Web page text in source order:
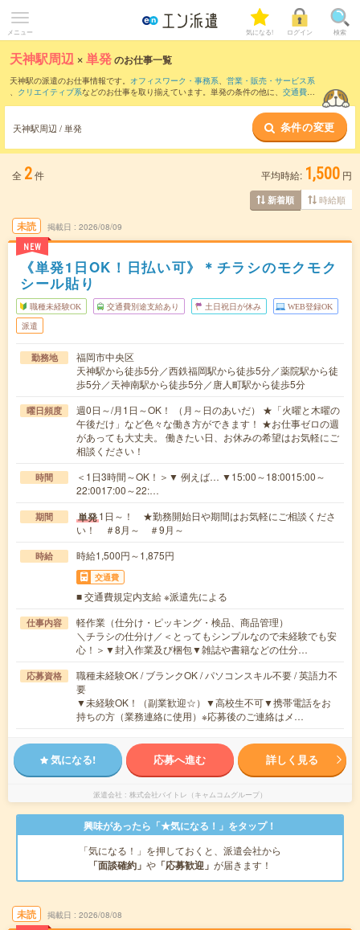
メニュー 気になる! ログイン 検索
天神駅周辺 ×単発のお仕事一覧
天神駅の派遣のお仕事情報です。 オフィスワーク・事務系、 営業・販売・サービス系
、 クリエイティブ系などのお仕事を取り揃えています。単発の条件の他に、 交通費別
天神駅周辺 / 単発 条件の変更
全 2件 平均時給: 1,500 円
新着順 時給順
未読
NEW
掲載日 2026/08/09
《単発1日OK！日払い可》＊チラシのモクモク
シール貼り
職種未経験OK 交通費別途支給あり 土日祝日が休み WEB登録OK
派遣
勤務地
福岡市中央区
天神駅から徒歩5分／西鉄福岡駅から徒歩5分／薬院駅から徒
歩5分／天神南駅から徒歩5分／唐人町駅から徒歩5分
曜日頻度
週0日～/月1日～OK！ （月～日のあいだ） ★「火曜と木曜の
午後だけ」など色々な働き方ができます！ ★お仕事ゼロの週
があっても大丈夫。 働きたい日、お休みの希望はお気軽にご
相談ください！
時間
＜1日3時間～OK！＞▼ 例えば… ▼15:00～18:0015:00～
22:0017:00～22:…
期間 単発1日～！ ★勤務開始日や期間はお気軽にご相談くださ
い！ ＃8月～ ＃9月～
時給 時給1,500円～1,875円
交通費
■ 交通費規定内支給 ※派遣先による
仕事内容
軽作業（仕分け・ピッキング・検品、商品管理）
＼チラシの仕分け／＜とってもシンプルなので未経験でも安
心！＞▼封入作業及び梱包▼雑誌や書籍などの仕分…
応募資格
職種未経験OK / ブランクOK / パソコンスキル不要 / 英語力不
要
▼未経験OK！（副業歓迎☆）▼高校生不可▼携帯電話をお
持ちの方（業務連絡に使用）※応募後のご連絡はメ…
気になる! 応募へ進む 詳しく見る
派遣会社 株式会社バイトレ（キャムコムグループ）
興味があったら「★気になる！」をタップ！
「気になる！」を押しておくと、派遣会社から
「面談確約」 や 「応募歓迎」 が届きます！
未読 掲載日 2026/08/08